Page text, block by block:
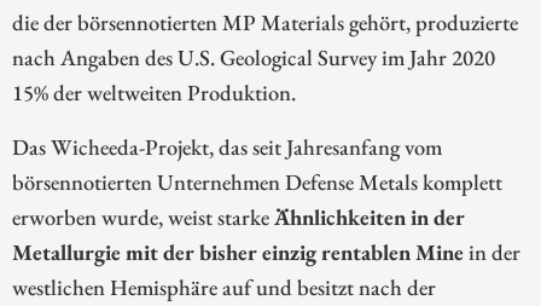
die der börsennotierten MP Materials gehört, produzierte
nach Angaben des U.S. Geological Survey im Jahr 2020
15% der weltweiten Produktion.
Das Wicheeda-Projekt, das seit Jahresanfang vom
börsennotierten Unternehmen Defense Metals komplett
erworben wurde, weist starkeÄhnlichkeiten in der
Metallurgie mit der bisher einzig rentablen Minein der
westlichen Hemisphäre auf und besitzt nach der